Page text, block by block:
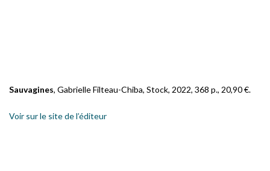
Sauvagines, Gabrielle Filteau-Chiba, Stock, 2022, 368 p., 20,90 €.
Voir sur le site de l’éditeur